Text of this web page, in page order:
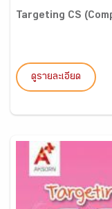
Targeting CS
ดูรายละเอียด